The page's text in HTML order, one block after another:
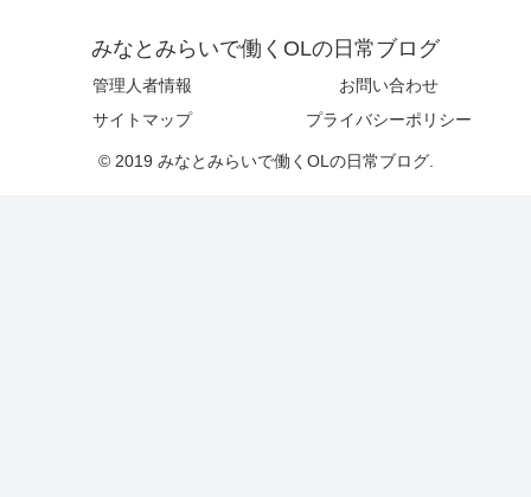
みなとみらいで働くOLの日常ブログ
管理人者情報
お問い合わせ
サイトマップ
プライバシーポリシー
© 2019 みなとみらいで働くOLの日常ブログ.